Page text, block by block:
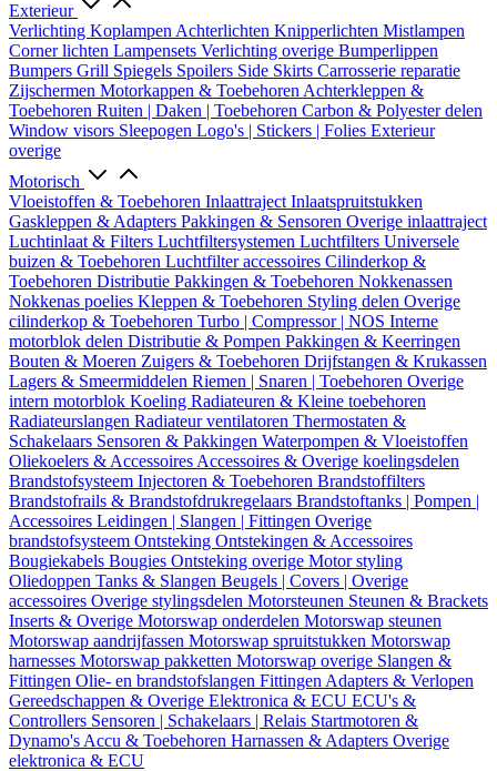
Exterieur
Verlichting Koplampen Achterlichten Knipperlichten Mistlampen
Corner lichten Lampensets Verlichting overige Bumperlippen
Bumpers Grill Spiegels Spoilers Side Skirts Carrosserie reparatie
Zijschermen Motorkappen & Toebehoren Achterkleppen &
Toebehoren Ruiten | Daken | Toebehoren Carbon & Polyester delen
Window visors Sleepogen Logo's | Stickers | Folies Exterieur
overige
Motorisch
Vloeistoffen & Toebehoren Inlaattraject Inlaatspruitstukken
Gaskleppen & Adapters Pakkingen & Sensoren Overige inlaattraject
Luchtinlaat & Filters Luchtfiltersystemen Luchtfilters Universele
buizen & Toebehoren Luchtfilter accessoires Cilinderkop &
Toebehoren Distributie Pakkingen & Toebehoren Nokkenassen
Nokkenas poelies Kleppen & Toebehoren Styling delen Overige
cilinderkop & Toebehoren Turbo | Compressor | NOS Interne
motorblok delen Distributie & Pompen Pakkingen & Keerringen
Bouten & Moeren Zuigers & Toebehoren Drijfstangen & Krukassen
Lagers & Smeermiddelen Riemen | Snaren | Toebehoren Overige
intern motorblok Koeling Radiateuren & Kleine toebehoren
Radiateurslangen Radiateur ventilatoren Thermostaten &
Schakelaars Sensoren & Pakkingen Waterpompen & Vloeistoffen
Oliekoelers & Accessoires Accessoires & Overige koelingsdelen
Brandstofsysteem Injectoren & Toebehoren Brandstoffilters
Brandstofrails & Brandstofdrukregelaars Brandstoftanks | Pompen |
Accessoires Leidingen | Slangen | Fittingen Overige
brandstofsysteem Ontsteking Ontstekingen & Accessoires
Bougiekabels Bougies Ontsteking overige Motor styling
Oliedoppen Tanks & Slangen Beugels | Covers | Overige
accessoires Overige stylingsdelen Motorsteunen Steunen & Brackets
Inserts & Overige Motorswap onderdelen Motorswap steunen
Motorswap aandrijfassen Motorswap spruitstukken Motorswap
harnesses Motorswap pakketten Motorswap overige Slangen &
Fittingen Olie- en brandstofslangen Fittingen Adapters & Verlopen
Gereedschappen & Overige Elektronica & ECU ECU's &
Controllers Sensoren | Schakelaars | Relais Startmotoren &
Dynamo's Accu & Toebehoren Harnassen & Adapters Overige
elektronica & ECU